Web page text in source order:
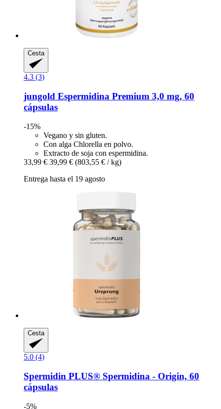
Cesta
4.3 (3)
jungold Espermidina Premium 3,0 mg, 60
cápsulas
-15%
Vegano y sin gluten.
Con alga Chlorella en polvo.
Extracto de soja con espermidina.
33,99 € 39,99 € (803,55 € / kg)
Entrega hasta el 19 agosto
Cesta
5.0 (4)
Spermidin PLUS® Spermidina -​ Origin, 60
cápsulas
-5%